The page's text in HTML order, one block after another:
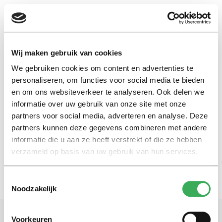
Wij maken gebruik van cookies
We gebruiken cookies om content en advertenties te
personaliseren, om functies voor social media te bieden
en om ons websiteverkeer te analyseren. Ook delen we
informatie over uw gebruik van onze site met onze
partners voor social media, adverteren en analyse. Deze
partners kunnen deze gegevens combineren met andere
informatie die u aan ze heeft verstrekt of die ze hebben
verzameld op basis van uw gebruik van hun services.
Noodzakelijk
Voorkeuren
EN
afwijzing
My First Head
A friendly fuck off
08 september 2022